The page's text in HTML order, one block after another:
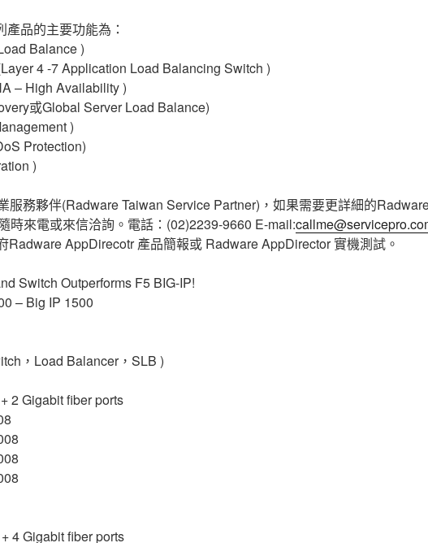
品的主要功能為：
Balance )
4 -7 Application Load Balancing Switch )
– High Availability )
或Global Server Load Balance)
)
Protection)
)
服務夥伴(Radware Taiwan Service Partner)，如果需要更詳細的
時來電或來信洽詢。電話：(02)2239-9660 E-mail:
Radware AppDirecotr 產品簡報或 Radware AppDirector 實機測試。
Switch Outperforms F5 BIG-IP!
– Big IP 1500
，Load Balancer，SLB )
2 Gigabit fiber ports
4 Gigabit fiber ports